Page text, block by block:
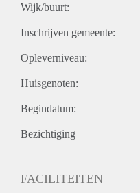
Wijk/buurt:
Inschrijven gemeente:
Opleverniveau:
Huisgenoten:
Begindatum:
Bezichtiging
FACILITEITEN